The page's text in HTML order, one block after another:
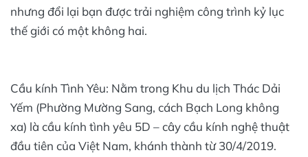
nhưng đổi lại bạn được trải nghiệm công trình kỷ lục
thế giới có một không hai.
Cầu kính Tình Yêu: Nằm trong Khu du lịch Thác Dải
Yếm (Phường Mường Sang, cách Bạch Long không
xa) là cầu kính tình yêu 5D – cây cầu kính nghệ thuật
đầu tiên của Việt Nam, khánh thành từ 30/4/2019.